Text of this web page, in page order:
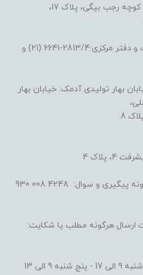
رجب بیگی، پلاک 17،
تلفن های تماس پشتیبانی سایت و دفتر مرکزی:2813/4-6641 (21) و
بهار تولیدی آدمک: خیابان بهار
8.
پلاک 4
واتساپ بخش فروش جهت هر گونه پیگیری و سوال: 4248 008 930
هرگونه مطلب یا شکایت:
الی 13